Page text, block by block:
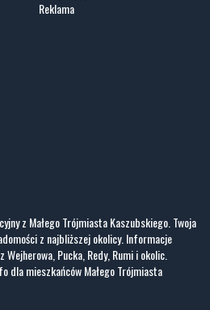
z Małego Trójmiasta Kaszubskiego. Twoja
z najbliższej okolicy. Informacje
Pucka, Redy, Rumi i okolic.
mieszkańców Małego Trójmiasta